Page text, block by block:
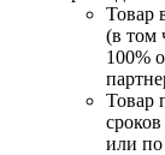
Товар
(в том
100%
Товар
или по